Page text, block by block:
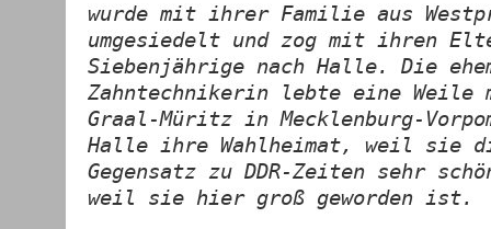
wurde mit ihrer Familie aus
umgesiedelt und zog mit ihren
Siebenjährige nach Halle. Die
Zahntechnikerin lebte eine Weile
Graal-Müritz in Mecklenburg-
Halle ihre Wahlheimat, weil sie
Gegensatz zu DDR-Zeiten sehr
weil sie hier groß geworden ist.